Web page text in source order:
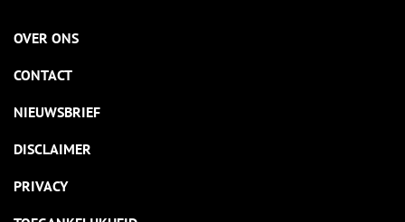
OVER ONS
CONTACT
NIEUWSBRIEF
DISCLAIMER
PRIVACY